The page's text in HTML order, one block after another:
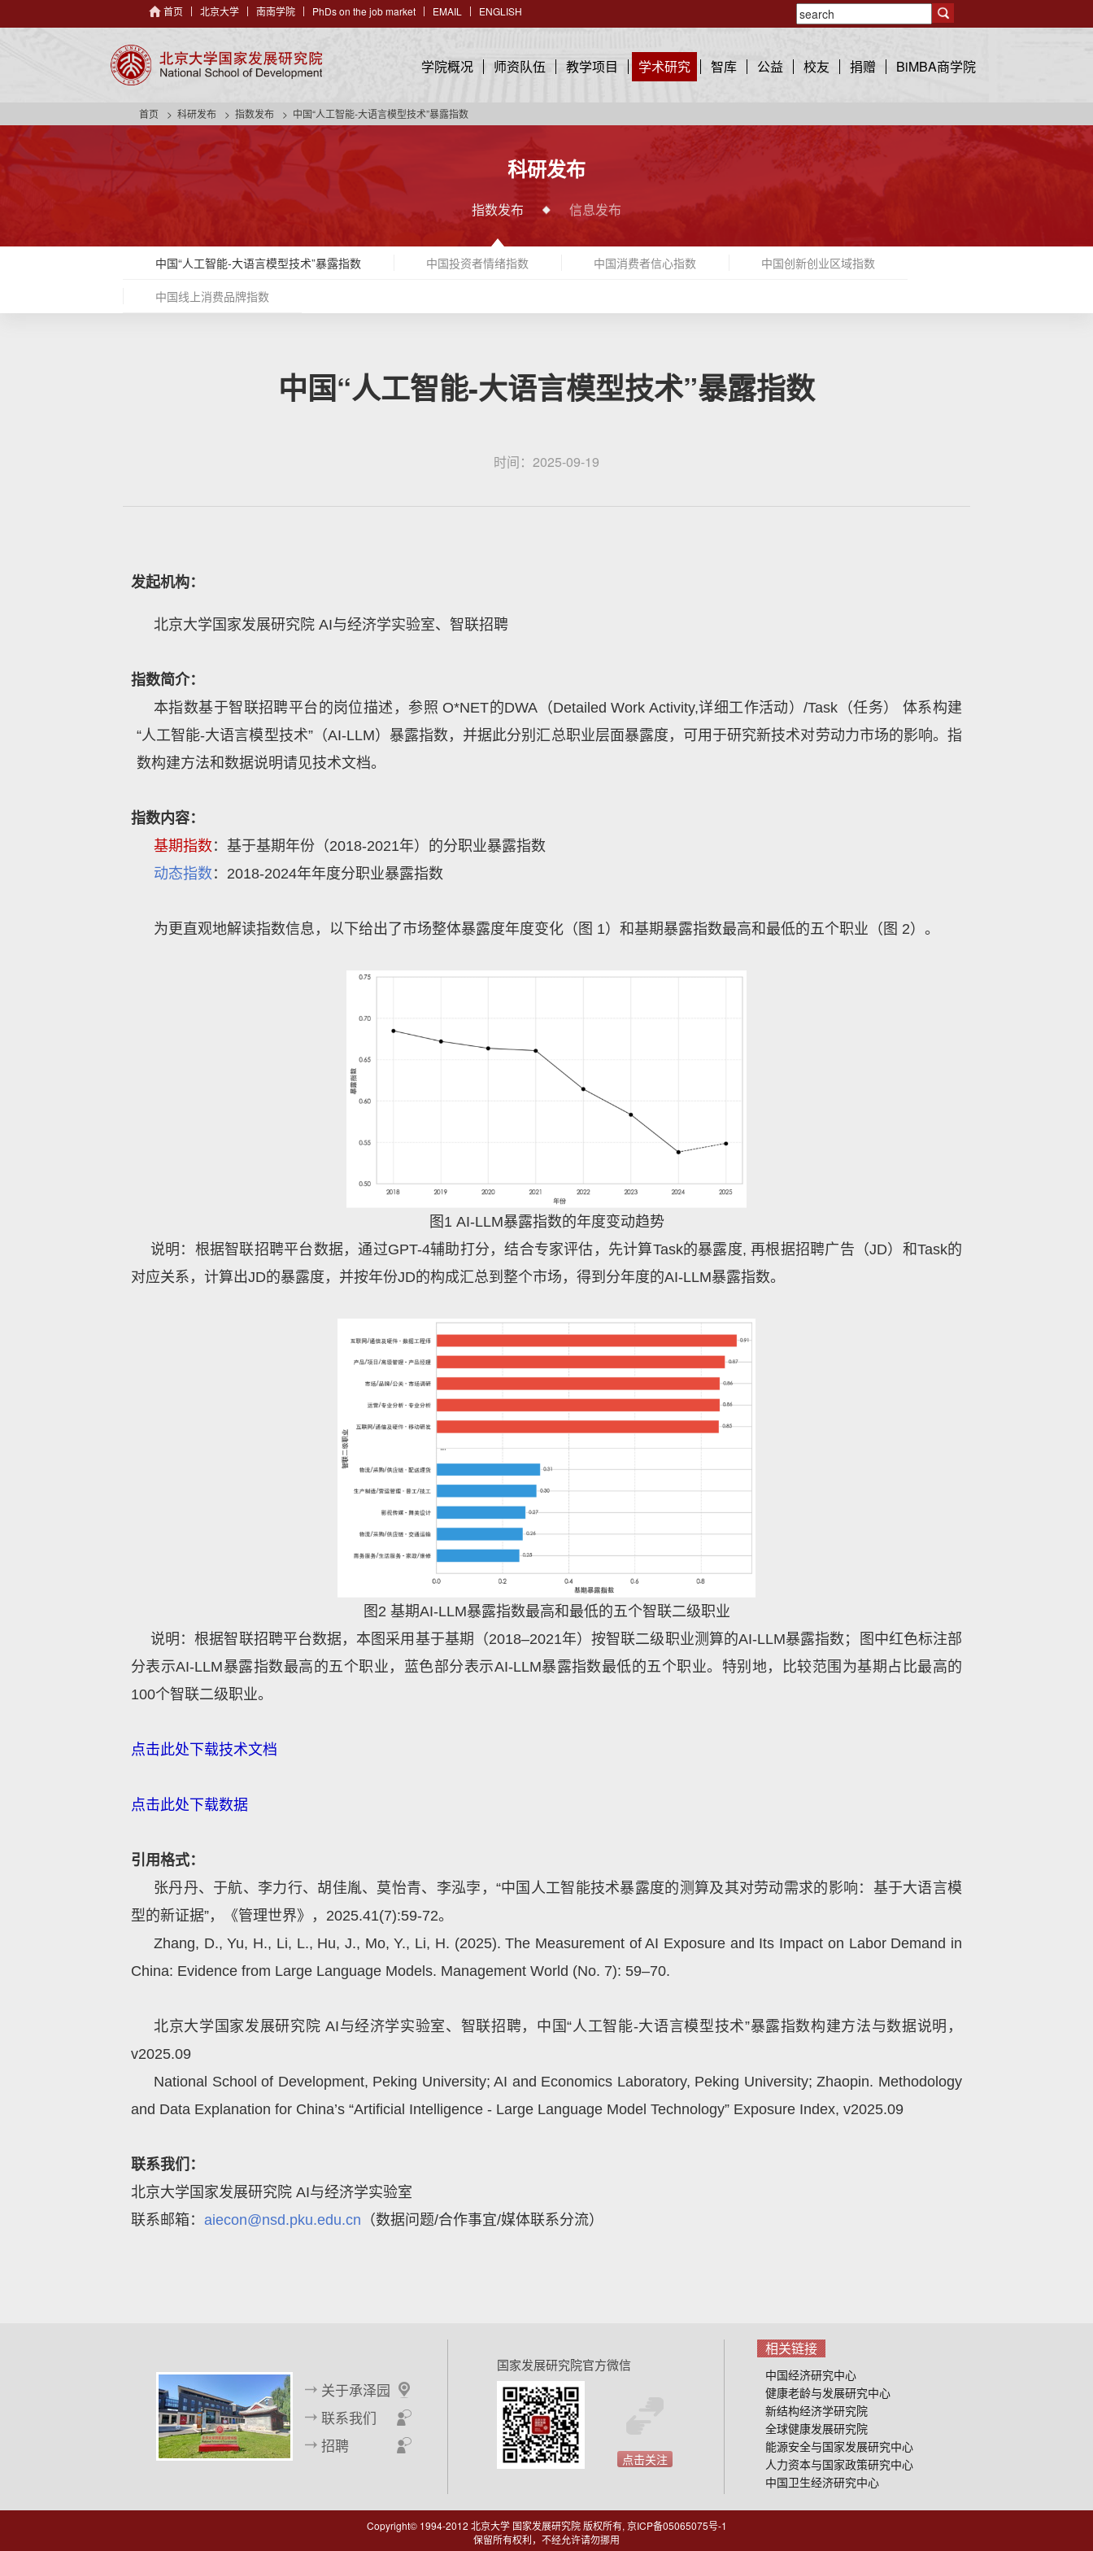
首页 北京大学 南南学院 PhDs on the job market EMAIL ENGLISH
学院概况 师资队伍 教学项目 学术研究 智库 公益 校友 捐赠 BiMBA商学院
首页 科研发布 指数发布 中国“人工智能-大语言模型技术”暴露指数
科研发布
指数发布 信息发布
中国“人工智能-大语言模型技术”暴露指数 中国投资者情绪指数 中国消费者信心指数 中国创新创业区域指数
中国线上消费品牌指数
中国“人工智能-大语言模型技术”暴露指数
时间：2025-09-19
发起机构：
北京大学国家发展研究院 AI与经济学实验室、智联招聘
指数简介：
本指数基于智联招聘平台的岗位描述，参照 O*NET的DWA （Detailed Work Activity,详细工作活动 ）/Task （任务）
体系构建
“人工智能-大语言模型技术”（AI-LLM）暴露指数，并据此分别汇总职业层面暴露度，可用于研究新技术对劳动力市场的影响。指
数构建方法和数据说明请见技术文档。
指数内容：
基期指数 ：基于基期年份（2018-2021年）的分职业暴露指数
动态指数 ： 2018-2024年年度分职业暴露指数
为更直观地解读指数信息，以下给出了市场整体暴露度年度变化（图 1）和基期暴露指数最高和最低的五个职业（图 2）。
图1 AI-LLM暴露指数的年度变动趋势
说明：根据智联招聘平台数据，通过GPT-4辅助打分，结合专家评估，先计算Task的暴露度,再根据招聘广告（JD）和Task的
对应关系，计算出JD的暴露度，并按年份JD的构成汇总到整个市场，得到分年度的AI-LLM暴露指数。
图2 基期AI-LLM暴露指数最高和最低的五个智联二级职业
说明：根据智联招聘平台数据，本图采用基于基期（2018–2021年）按智联二级职业测算的AI-LLM暴露指数；图中红色标注部
分表示AI-LLM暴露指数最高的五个职业，蓝色部分表示AI-LLM暴露指数最低的五个职业。特别地，比较范围为基期占比最高的
100个智联二级职业。
点击此处下载技术文档
点击此处下载数据
引用格式：
张丹丹、于航、李力行、胡佳胤、莫怡青、李泓孛，“中国人工智能技术暴露度的测算及其对劳动需求的影响：基于大语言模
型的新证据”，《管理世界》，2025.41(7):59-72。
Zhang, D., Yu, H., Li, L., Hu, J., Mo, Y., Li, H. (2025). The Measurement of AI Exposure and Its Impact on Labor Demand in
China: Evidence from Large Language Models. Management World (No. 7): 59–70.
北京大学国家发展研究院 AI与经济学实验室、智联招聘，中国“人工智能-大语言模型技术”暴露指数构建方法与数据说明，
v2025.09
National School of Development, Peking University; AI and Economics Laboratory, Peking University; Zhaopin. Methodology
and Data Explanation for China’s “Artificial Intelligence - Large Language Model Technology” Exposure Index, v2025.09
联系我们：
北京大学国家发展研究院 AI与经济学实验室
联系邮箱： aiecon@nsd.pku.edu.cn （数据问题/合作事宜/媒体联系分流）
关于承泽园
联系我们
招聘
国家发展研究院官方微信
点击关注
相关链接
中国经济研究中心
健康老龄与发展研究中心
新结构经济学研究院
全球健康发展研究院
能源安全与国家发展研究中心
人力资本与国家政策研究中心
中国卫生经济研究中心
Copyright© 1994-2012 北京大学 国家发展研究院 版权所有, 京ICP备05065075号-1
保留所有权利，不经允许请勿挪用